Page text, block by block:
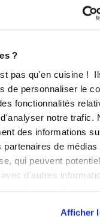
?
pas qu'en cuisine !
de personnaliser le
fonctionnalités
notre trafic.
des informations
partenaires de
qui peuvent
d'autres
Afficher
amovible. Mettez 500 g de
émincé puis posez par-
saucisson à cuire.
avec le reste du chou
poivrez. Posez le
cuit-vapeur et faites
°C, vitesse 2.
Accessoire(s) :